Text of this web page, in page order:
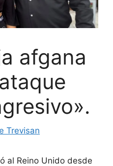
afgana
Trevisan
al Reino Unido desde